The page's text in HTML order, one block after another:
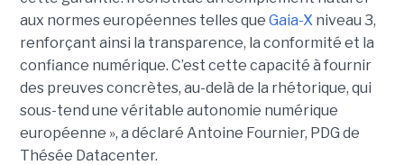
aux normes européennes telles que Gaia-X niveau 3,
renforçant ainsi la transparence, la conformité et la
confiance numérique. C’est cette capacité à fournir
des preuves concrètes, au-delà de la rhétorique, qui
sous-tend une véritable autonomie numérique
européenne », a déclaré Antoine Fournier, PDG de
Thésée Datacenter.